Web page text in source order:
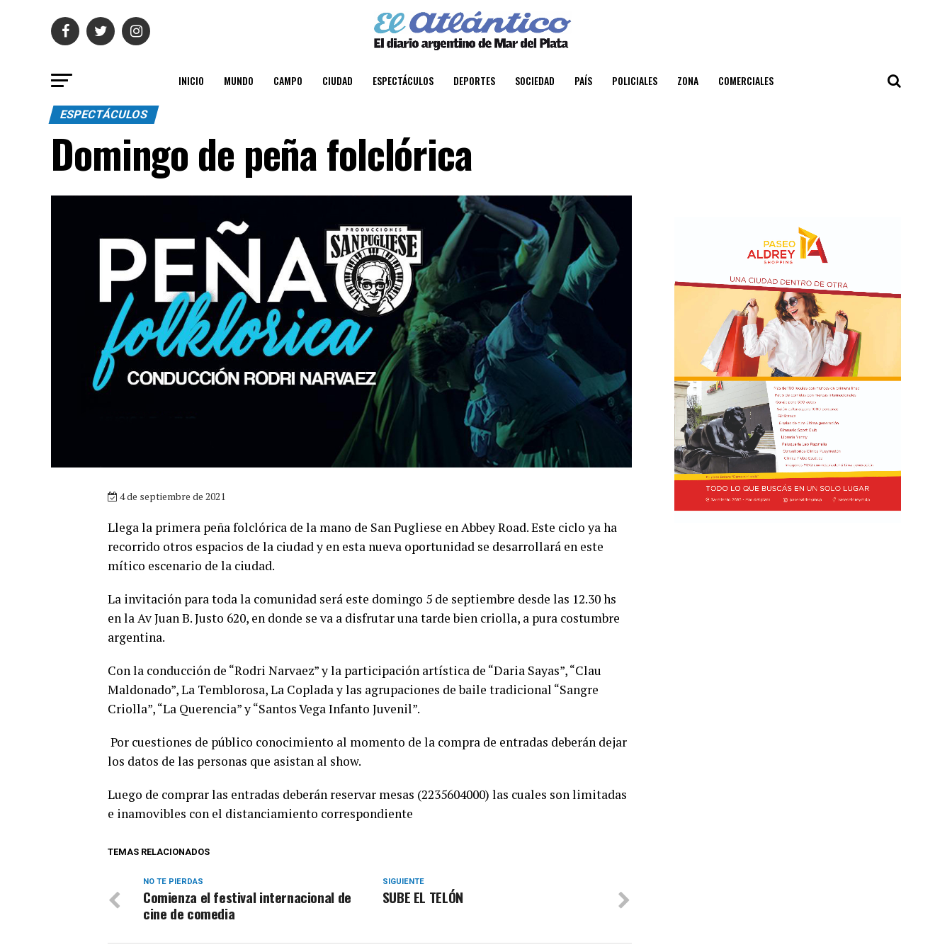
INICIO MUNDO CAMPO CIUDAD ESPECTÁCULOS DEPORTES SOCIEDAD PAÍS POLICIALES ZONA COMERCIALES
ESPECTÁCULOS
Domingo de peña folclórica
4 de septiembre de 2021
Llega la primera peña folclórica de la mano de San Pugliese en Abbey Road. Este ciclo ya ha
recorrido otros espacios de la ciudad y en esta nueva oportunidad se desarrollará en este
mítico escenario de la ciudad.
La invitación para toda la comunidad será este domingo 5 de septiembre desde las 12.30 hs
en la Av Juan B. Justo 620, en donde se va a disfrutar una tarde bien criolla, a pura costumbre
argentina.
Con la conducción de “Rodri Narvaez” y la participación artística de “Daria Sayas”, “Clau
Maldonado”, La Temblorosa, La Coplada y las agrupaciones de baile tradicional “Sangre
Criolla”, “La Querencia” y “Santos Vega Infanto Juvenil”.
Por cuestiones de público conocimiento al momento de la compra de entradas deberán dejar
los datos de las personas que asistan al show.
Luego de comprar las entradas deberán reservar mesas (2235604000) las cuales son limitadas
e inamovibles con el distanciamiento correspondiente
TEMAS RELACIONADOS
SIGUIENTE
SUBE EL TELÓN
NO TE PIERDAS
Comienza el festival internacional de
cine de comedia